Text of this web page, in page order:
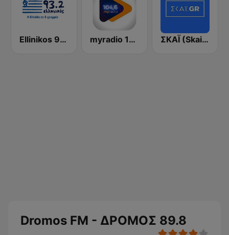
Ellinikos 93.2 FM myradio 104.6 FM ΣΚΑΪ (Skai Radio 100.3)
Dromos FM - ΔΡΟΜΟΣ 89.8